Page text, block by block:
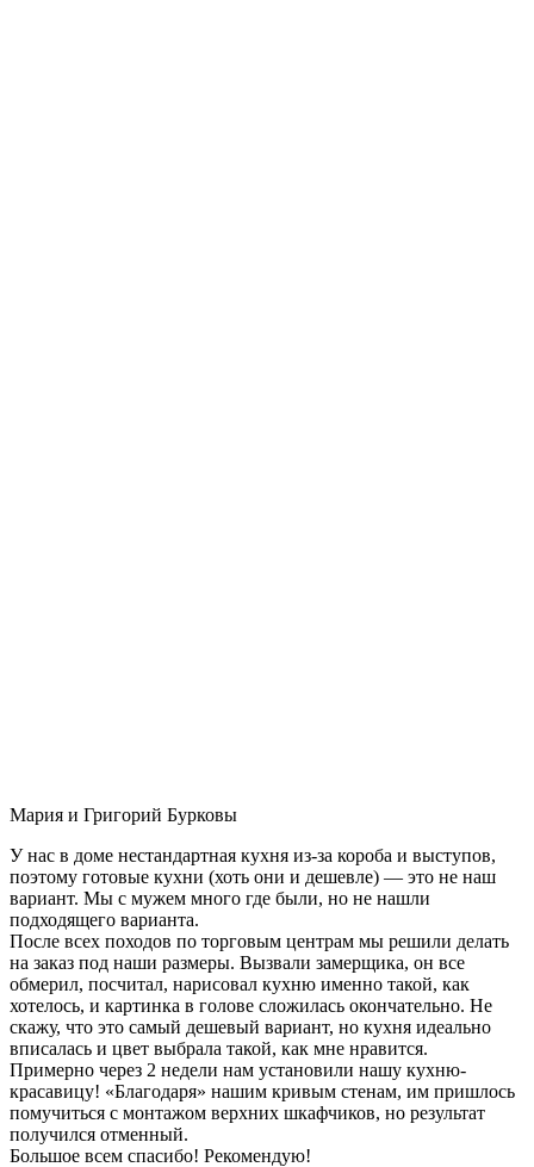
Мария и Григорий Бурковы
У нас в доме нестандартная кухня из-за короба и выступов,
поэтому готовые кухни (хоть они и дешевле) — это не наш
вариант. Мы с мужем много где были, но не нашли
подходящего варианта.
После всех походов по торговым центрам мы решили делать
на заказ под наши размеры. Вызвали замерщика, он все
обмерил, посчитал, нарисовал кухню именно такой, как
хотелось, и картинка в голове сложилась окончательно. Не
скажу, что это самый дешевый вариант, но кухня идеально
вписалась и цвет выбрала такой, как мне нравится.
Примерно через 2 недели нам установили нашу кухню-
красавицу! «Благодаря» нашим кривым стенам, им пришлось
помучиться с монтажом верхних шкафчиков, но результат
получился отменный.
Большое всем спасибо! Рекомендую!